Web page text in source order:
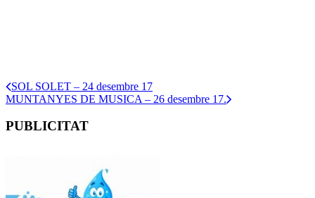
SOL SOLET – 24 desembre 17
MUNTANYES DE MUSICA – 26 desembre 17.
PUBLICITAT